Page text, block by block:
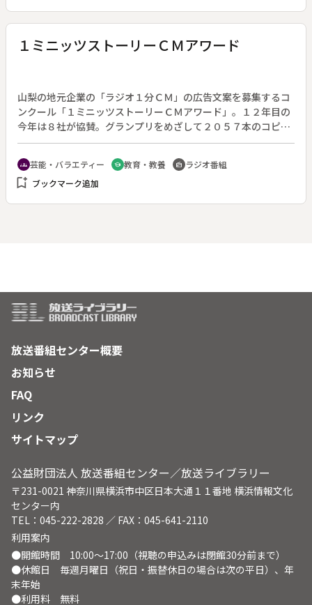
１ミニッツストーリーＣＭアワード
山梨の地元企業の「ラジオ１分ＣＭ」の広告文案を募集するコ
ンクール「１ミニッツストーリーＣＭアワード」。１２年目の
今年は８社が協賛。グランプリをめざして２０５７本のコピー
が寄せられた。このコンクールでは応募されたコピーのみで審
査を行うが、最終審査にノミネートされた８本（協賛各社１本
ずつ）は、放送用にナレーションや音楽をつけて紹介する。１
分という長いラジオＣＭ（通常は２０秒）の中にどんなストー
groups 芸能・バラエティー school 教育・教養 radio ラジオ番組
bookmark_add ブックマーク追加
放送番組センター概要
お知らせ
FAQ
リンク
サイトマップ
公益財団法人 放送番組センター／放送ライブラリー
〒231-0021 神奈川県横浜市中区日本大通１１番地 横浜情報文化
センター内
TEL：045-222-2828 ／ FAX：045-641-2110
利用案内
●開館時間 10:00～17:00（視聴の申込みは閉館30分前まで）
●休館日 毎週月曜日（祝日・振替休日の場合は次の平日）、年
末年始
●利用料 無料